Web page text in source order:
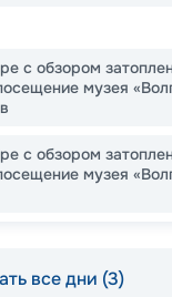
с обзором
музея
с обзором
музея
все дни (3)